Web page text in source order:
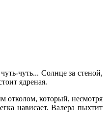
чуть... Солнце за стеной,
ядреная.
отколом, который, несмотря
нависает. Валера пыхтит